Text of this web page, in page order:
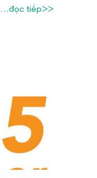
...đọc tiếp>>